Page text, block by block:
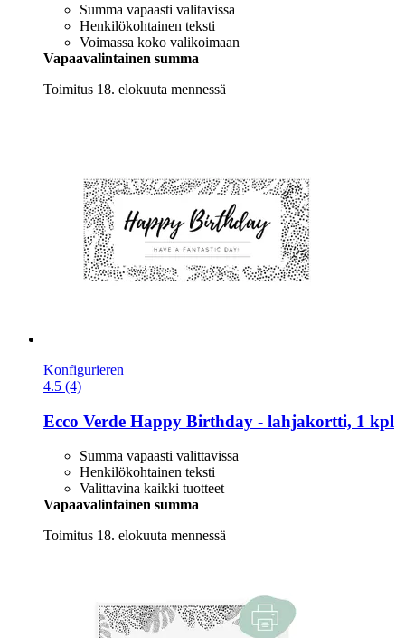
Summa vapaasti valitavissa
Henkilökohtainen teksti
Voimassa koko valikoimaan
Vapaavalintainen summa
Toimitus 18. elokuuta mennessä
Konfigurieren
4.5 (4)
Ecco Verde Happy Birthday -​ lahjakortti, 1 kpl
Summa vapaasti valittavissa
Henkilökohtainen teksti
Valittavina kaikki tuotteet
Vapaavalintainen summa
Toimitus 18. elokuuta mennessä